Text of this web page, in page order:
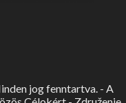
jog fenntartva. - A